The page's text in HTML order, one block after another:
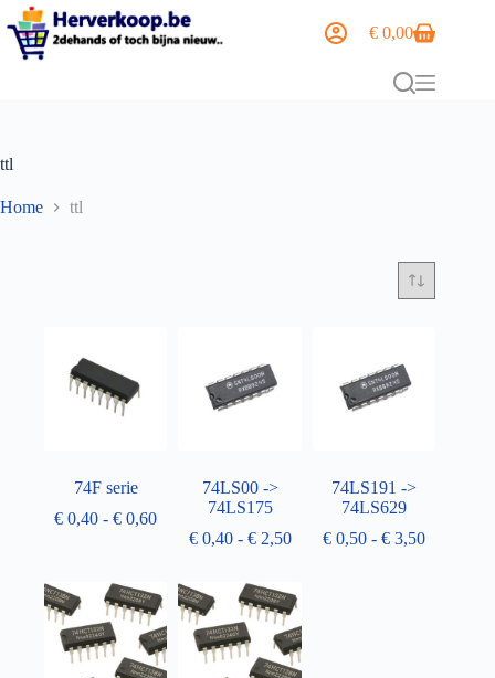
€ 0,00
ttl
Home ttl
74F serie
€ 0,40 - € 0,60
74LS00 ->
74LS175
€0,40 - €2,50
74LS191 ->
74LS629
€ 0,50 - € 3,50